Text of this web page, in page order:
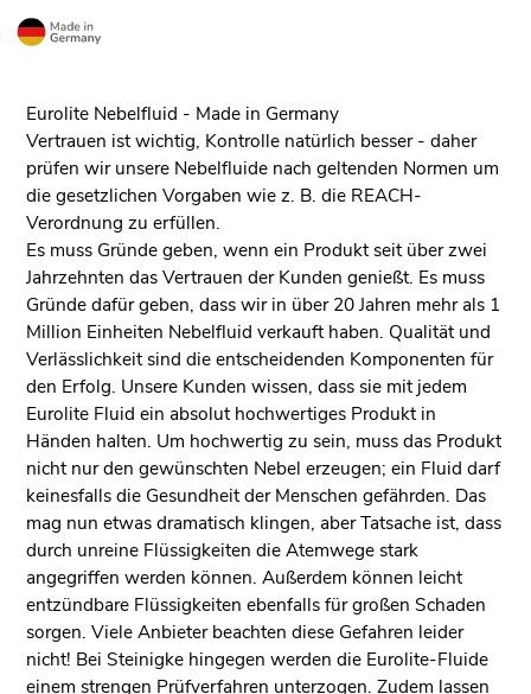
Eurolite Nebelfluid - Made in Germany
Vertrauen ist wichtig, Kontrolle natürlich besser - daher
prüfen wir unsere Nebelfluide nach geltenden Normen um
die gesetzlichen Vorgaben wie z. B. die REACH-
Verordnung zu erfüllen.
Es muss Gründe geben, wenn ein Produkt seit über zwei
Jahrzehnten das Vertrauen der Kunden genießt. Es muss
Gründe dafür geben, dass wir in über 20 Jahren mehr als 1
Million Einheiten Nebelfluid verkauft haben. Qualität und
Verlässlichkeit sind die entscheidenden Komponenten für
den Erfolg. Unsere Kunden wissen, dass sie mit jedem
Eurolite Fluid ein absolut hochwertiges Produkt in
Händen halten. Um hochwertig zu sein, muss das Produkt
nicht nur den gewünschten Nebel erzeugen; ein Fluid darf
keinesfalls die Gesundheit der Menschen gefährden. Das
mag nun etwas dramatisch klingen, aber Tatsache ist, dass
durch unreine Flüssigkeiten die Atemwege stark
angegriffen werden können. Außerdem können leicht
entzündbare Flüssigkeiten ebenfalls für großen Schaden
sorgen. Viele Anbieter beachten diese Gefahren leider
nicht! Bei Steinigke hingegen werden die Eurolite-Fluide
einem strengen Prüfverfahren unterzogen. Zudem lassen